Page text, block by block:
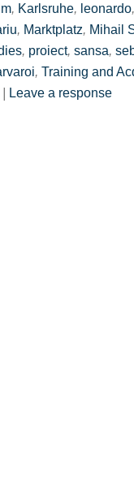
, Karlsruhe, leonardo
, Marktplatz, Mihail
, proiect, sansa,
, Training and
| Leave a response